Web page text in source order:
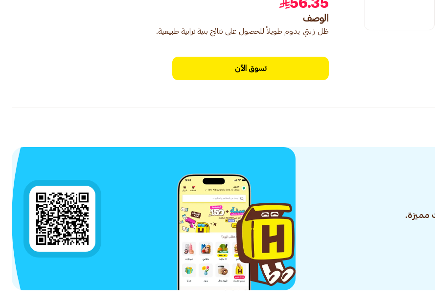
56.35
الوصف
ظل زيتي يدوم طويلاً للحصول على نتائج بنية ترابية طبيعية.
تسوق الآن
مميزة.